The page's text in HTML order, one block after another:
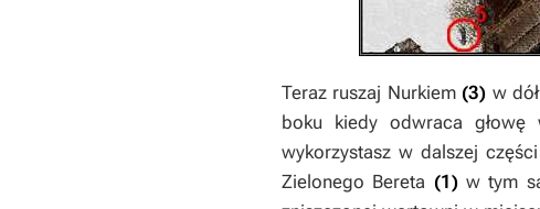
Teraz ruszaj Nurkiem (3) w
boku kiedy odwraca
wykorzystasz w dalszej
Zielonego Bereta (1) w tym